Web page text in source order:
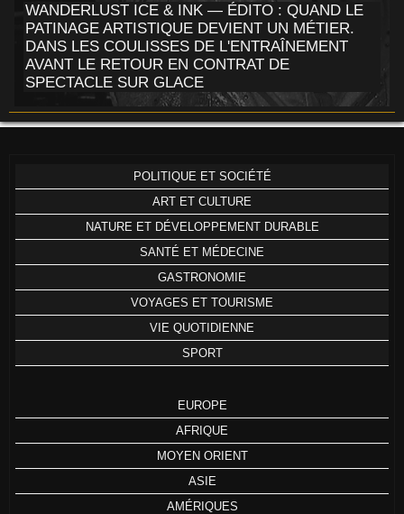
WANDERLUST ICE & INK — ÉDITO : QUAND LE
PATINAGE ARTISTIQUE DEVIENT UN MÉTIER.
DANS LES COULISSES DE L'ENTRAÎNEMENT
AVANT LE RETOUR EN CONTRAT DE
SPECTACLE SUR GLACE
POLITIQUE ET SOCIÉTÉ
ART ET CULTURE
NATURE ET DÉVELOPPEMENT DURABLE
SANTÉ ET MÉDECINE
GASTRONOMIE
VOYAGES ET TOURISME
VIE QUOTIDIENNE
SPORT
EUROPE
AFRIQUE
MOYEN ORIENT
ASIE
AMÉRIQUES